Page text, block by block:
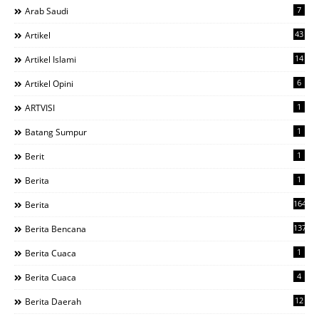
Arab Saudi 7
Artikel 43
Artikel Islami 14
Artikel Opini 6
ARTVISI 1
Batang Sumpur 1
Berit 1
Berita 1
Berita 1644
Berita Bencana 137
Berita Cuaca 1
Berita Cuaca 4
Berita Daerah 12